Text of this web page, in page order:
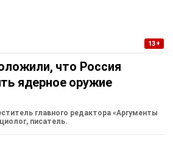
13+
что Россия
ядерное оружие
главного редактора «Аргументы
писатель.